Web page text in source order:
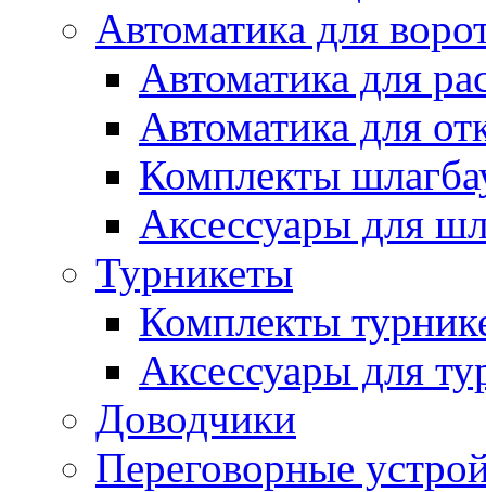
Автоматика для
Автоматика для
Автоматика для
Комплекты
Аксессуары для
Турникеты
Комплекты
Аксессуары для
Доводчики
Переговорные